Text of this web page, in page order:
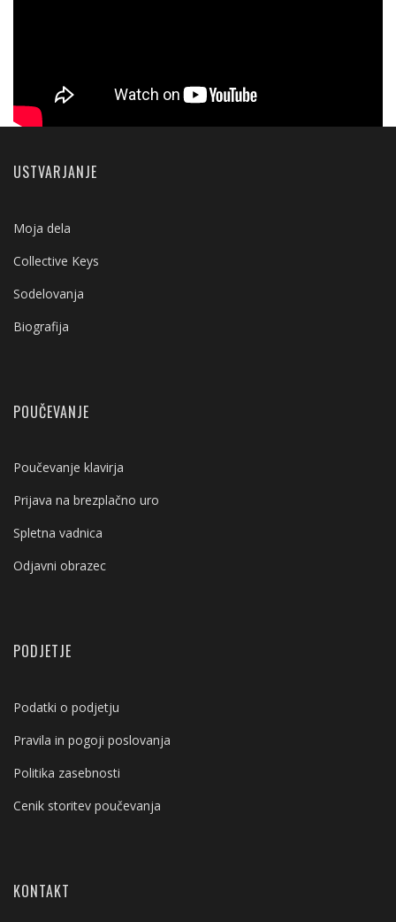
USTVARJANJE
Moja dela
Collective Keys
Sodelovanja
Biografija
POUČEVANJE
Poučevanje klavirja
Prijava na brezplačno uro
Spletna vadnica
Odjavni obrazec
PODJETJE
Podatki o podjetju
Pravila in pogoji poslovanja
Politika zasebnosti
Cenik storitev poučevanja
KONTAKT